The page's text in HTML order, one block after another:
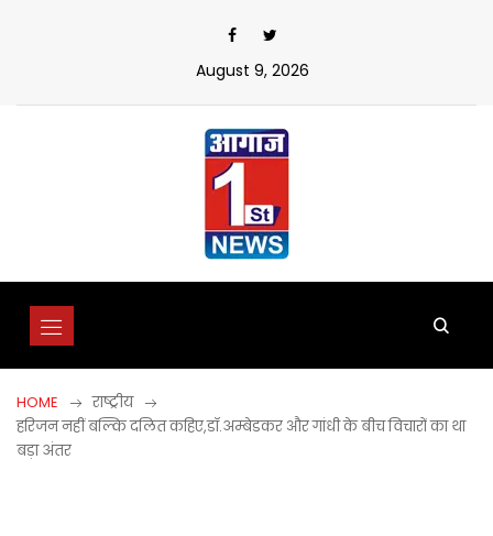
August 9, 2026
HOME
राष्ट्रीय
हरिजन नहीं बल्कि दलित कहिए,डॉ.अम्बेडकर और गांधी के बीच विचारों का था
बड़ा अंतर